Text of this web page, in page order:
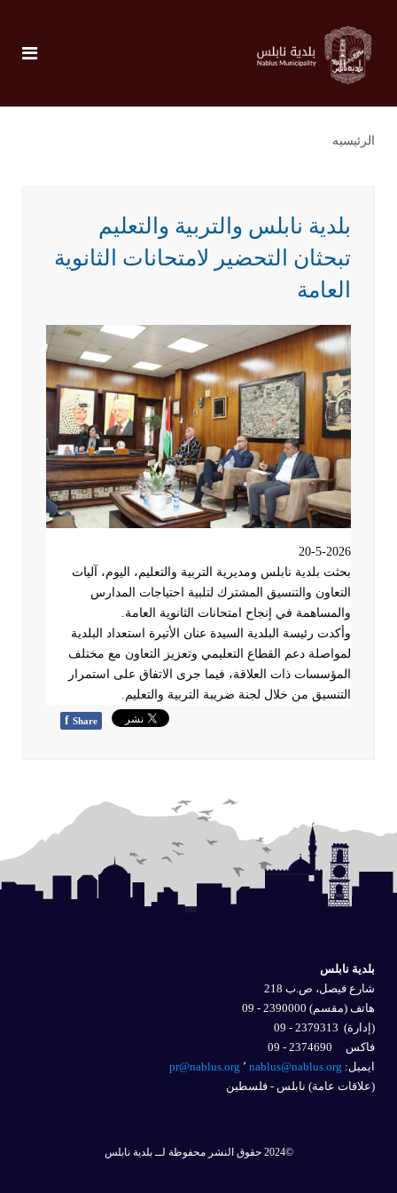
الرئيسيه
بلدية نابلس والتربية والتعليم
تبحثان التحضير لامتحانات الثانوية
العامة
20-5-2026
بحثت بلدية نابلس ومديرية التربية والتعليم، اليوم، آليات
التعاون والتنسيق المشترك لتلبية احتياجات المدارس
والمساهمة في إنجاح امتحانات الثانوية العامة.
وأكدت رئيسة البلدية السيدة عنان الأتيرة استعداد البلدية
لمواصلة دعم القطاع التعليمي وتعزيز التعاون مع مختلف
المؤسسات ذات العلاقة، فيما جرى الاتفاق على استمرار
التنسيق من خلال لجنة ضريبة التربية والتعليم.
f Share
بلدية نابلس
شارع فيصل، ص.ب 218
هاتف (مقسم) 2390000 - 09
(إدارة)
فاكس 2374690 - 09
ايميل: nablus@nablus.org
pr@nablus.org
(علاقات عامة) نابلس - فلسطين
©2024 حقوق النشر محفوظة لــ بلدية نابلس